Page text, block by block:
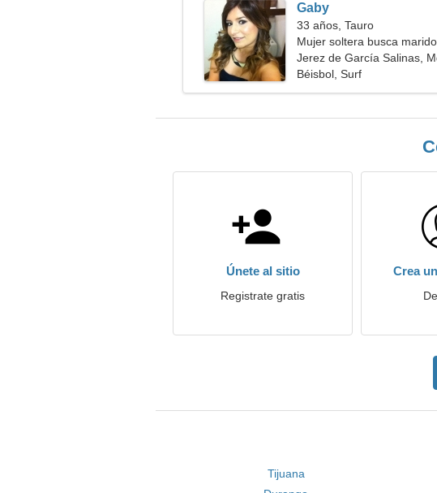
Gaby
33 años, Tauro
Mujer soltera busca marido
Jerez de García Salinas,
Béisbol, Surf
Únete al sitio
Registrate gratis
Crea
Tijuana